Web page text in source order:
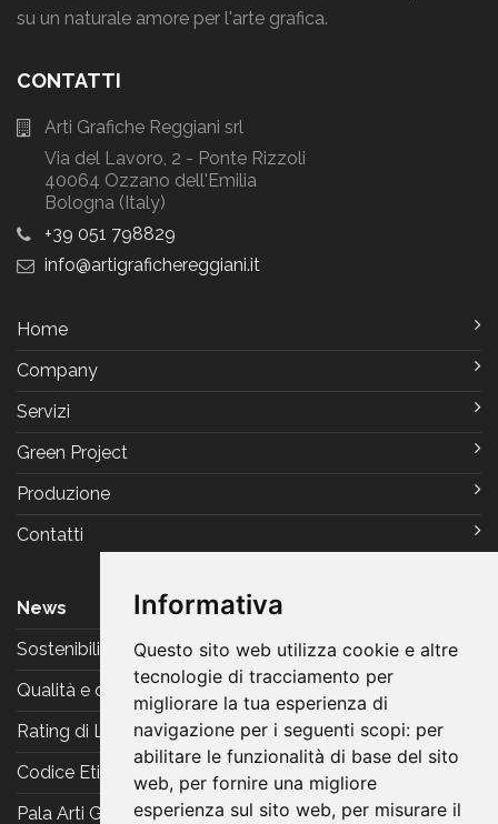
Informativa
Questo sito web utilizza cookie e altre
tecnologie di tracciamento per
migliorare la tua esperienza di
navigazione per i seguenti scopi: per
abilitare le funzionalità di base del sito
web, per fornire una migliore
esperienza sul sito web, per misurare il
su un naturale amore per l'arte grafica.
CONTATTI
Arti Grafiche Reggiani srl
Via del Lavoro, 2 - Ponte Rizzoli
40064 Ozzano dell'Emilia
Bologna (Italy)
+39 051 798829
info
artigrafichereggiani it
Home
Company
Servizi
Green Project
Produzione
Contatti
News
Sostenibilità
Qualità e certificazioni
Rating di Legalità
Codice Etico
Pala Arti Grafiche Reggiani